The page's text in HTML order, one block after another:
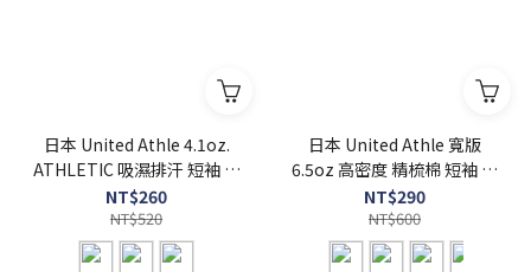
日本 United Athle 4.1oz.
ATHLETIC 吸濕排汗 短袖 寬
版 線條羅紋 T恤 - UA5927
NT$260
NT$520
日本 United Athle 寬版
6.5oz 高密度 精梳棉 短袖 素
T T恤 男女適穿 - UA1108
NT$290
NT$600